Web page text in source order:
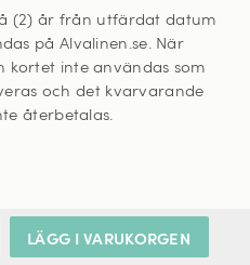
(2) år från utfärdat datum
på Alvalinen.se. När
kortet inte användas som
och det kvarvarande
återbetalas.
LÄGG I VARUKORGEN